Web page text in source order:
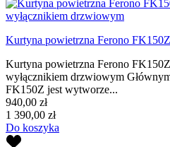
Kurtyna powietrzna Ferono
Kurtyna powietrzna Ferono
wyłącznikiem drzwiowym
FK150Z jest wytworze...
940,00 zł
1 390,00 zł
Do koszyka